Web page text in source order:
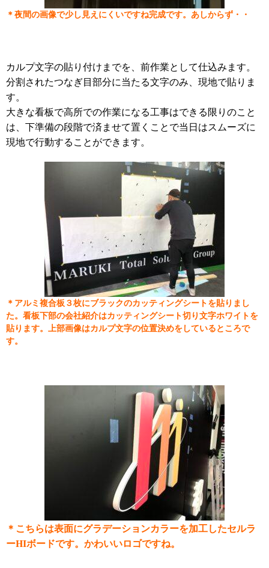
＊夜間の画像で少し見えにくいですね完成です。あしからず・・
カルプ文字の貼り付けまでを、前作業として仕込みます。
分割されたつなぎ目部分に当たる文字のみ、現地で貼りま
す。
大きな看板で高所での作業になる工事はできる限りのこと
は、下準備の段階で済ませて置くことで当日はスムーズに
現地で行動することができます。
＊アルミ複合板３枚にブラックのカッティングシートを貼りまし
た。看板下部の会社紹介はカッティングシート切り文字ホワイトを
貼ります。上部画像はカルプ文字の位置決めをしているところで
す。
＊こちらは表面にグラデーションカラーを加工したセルラ
ーHIボードです。かわいいロゴですね。